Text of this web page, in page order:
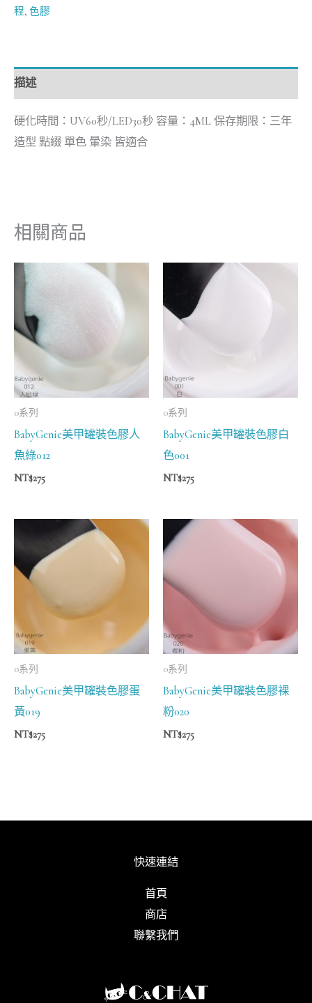
程, 色膠
描述
硬化時間：UV60秒/LED30秒 容量：4ML 保存期限：三年
造型 點綴 單色 暈染 皆適合
相關商品
0系列
BabyGenie美甲罐裝色膠人
魚綠012
NT$275
0系列
BabyGenie美甲罐裝色膠白
色001
NT$275
0系列
BabyGenie美甲罐裝色膠蛋
黃019
NT$275
0系列
BabyGenie美甲罐裝色膠裸
粉020
NT$275
快速連結
首頁
商店
聯繫我們